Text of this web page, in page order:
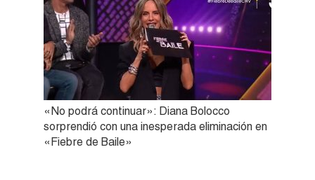
«No podrá continuar»: Diana Bolocco
sorprendió con una inesperada eliminación en
«Fiebre de Baile»